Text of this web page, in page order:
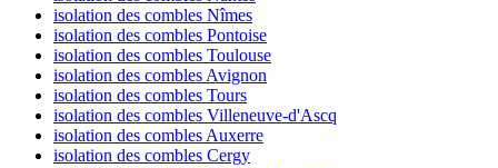
isolation des combles Nîmes
isolation des combles Pontoise
isolation des combles Toulouse
isolation des combles Avignon
isolation des combles Tours
isolation des combles Villeneuve-d'Ascq
isolation des combles Auxerre
isolation des combles Cergy